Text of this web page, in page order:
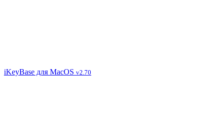
iKeyBase для MacOS v2.70